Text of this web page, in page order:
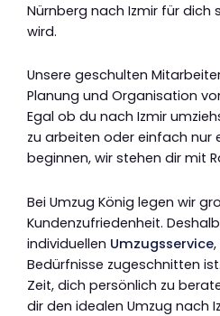
Nürnberg nach Izmir für dich
wird.
Unsere geschulten
Planung und Organisation
Egal ob du nach Izmir
zu arbeiten oder einfach nur
beginnen, wir stehen dir mit
Bei Umzug König legen wir
Kundenzufriedenheit.
individuellen Umzugsservice
Bedürfnisse zugeschnitten
Zeit, dich persönlich zu
dir den idealen Umzug nach